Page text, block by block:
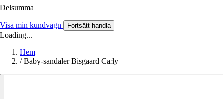
Delsumma
Visa min kundvagn Fortsätt handla
Loading...
Hem
/ Baby-sandaler Bisgaard Carly